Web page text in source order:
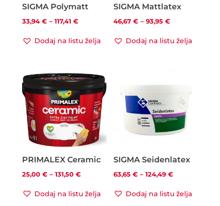
SIGMA Polymatt
33,94 € – 117,41 €Raspon
do
117,41 €
Dodaj na listu želja
SIGMA Mattlatex
46,67€ – 93,95€Raspon
93,95 €
Dodaj na listu želja
PRIMALEX Ceramic
25,00 € – 131,50 €Raspon
Dodaj na listu želja
SIGMA Seidenlatex
63,65€ – 124,49€Raspon
Dodaj na listu želja